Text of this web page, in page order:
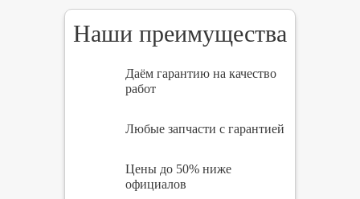
Наши преимущества
Даём гарантию на качество
работ
Любые запчасти с гарантией
Цены до 50% ниже
официалов